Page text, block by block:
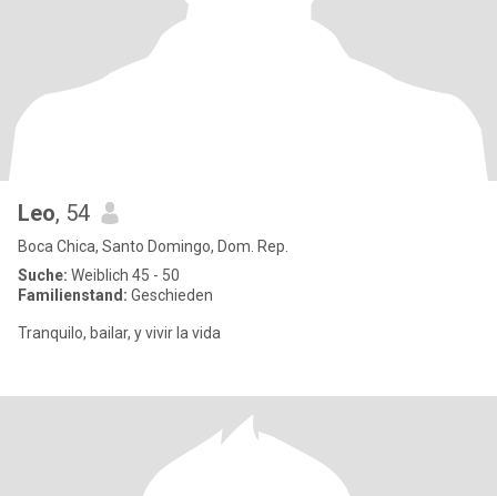
Leo, 54
Boca Chica, Santo Domingo, Dom. Rep.
Suche: Weiblich 45 - 50
Familienstand: Geschieden
Tranquilo, bailar, y vivir la vida